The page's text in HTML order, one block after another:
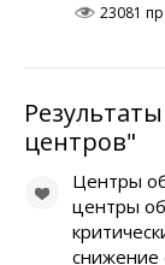
23081
центров"
Центры
центры
снижение